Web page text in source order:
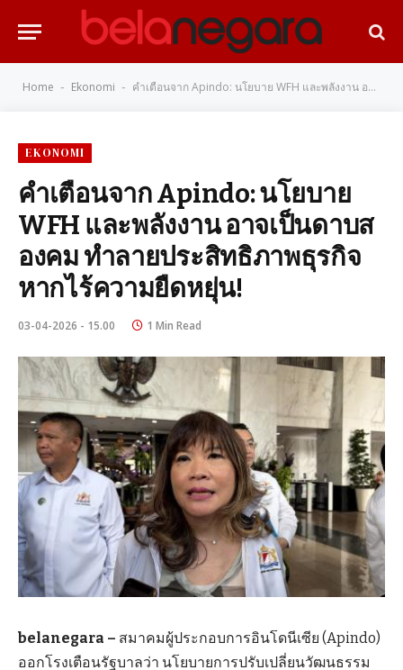
Home - Ekonomi - คำเตือนจาก Apindo: นโยบาย WFH และพลังงาน อาจเป็นดาบสองคม ทำลายประสิทธิภาพธุรกิจ หากไร้ความยืดหยุ่น!
EKONOMI
คำเตือนจาก Apindo: นโยบาย
WFH และพลังงาน อาจเป็นดาบส
องคม ทำลายประสิทธิภาพธุรกิจ
หากไร้ความยืดหยุ่น!
03-04-2026 - 15.00 1 Min Read
belanegara – สมาคมผู้ประกอบการอินโดนีเซีย (Apindo)
ออกโรงเตือนรัฐบาลว่า นโยบายการปรับเปลี่ยนวัฒนธรรม